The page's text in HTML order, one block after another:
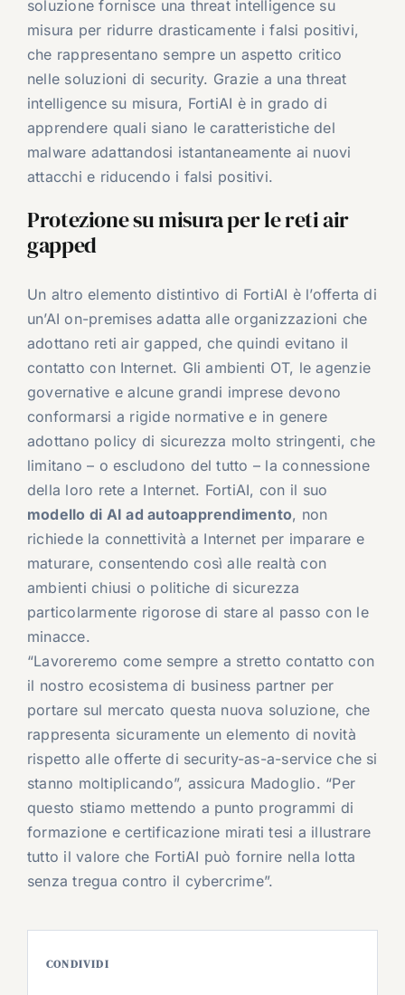
soluzione fornisce una threat intelligence su
misura per ridurre drasticamente i falsi positivi,
che rappresentano sempre un aspetto critico
nelle soluzioni di security. Grazie a una threat
intelligence su misura, FortiAI è in grado di
apprendere quali siano le caratteristiche del
malware adattandosi istantaneamente ai nuovi
attacchi e riducendo i falsi positivi.
Protezione su misura per le reti air
gapped
Un altro elemento distintivo di FortiAI è l’offerta di
un’AI on-premises adatta alle organizzazioni che
adottano reti air gapped, che quindi evitano il
contatto con Internet. Gli ambienti OT, le agenzie
governative e alcune grandi imprese devono
conformarsi a rigide normative e in genere
adottano policy di sicurezza molto stringenti, che
limitano – o escludono del tutto – la connessione
della loro rete a Internet. FortiAI, con il suo
modello di AI ad autoapprendimento, non
richiede la connettività a Internet per imparare e
maturare, consentendo così alle realtà con
ambienti chiusi o politiche di sicurezza
particolarmente rigorose di stare al passo con le
minacce.
“Lavoreremo come sempre a stretto contatto con
il nostro ecosistema di business partner per
portare sul mercato questa nuova soluzione, che
rappresenta sicuramente un elemento di novità
rispetto alle offerte di security-as-a-service che si
stanno moltiplicando”, assicura Madoglio. “Per
questo stiamo mettendo a punto programmi di
formazione e certificazione mirati tesi a illustrare
tutto il valore che FortiAI può fornire nella lotta
senza tregua contro il cybercrime”.
CONDIVIDI